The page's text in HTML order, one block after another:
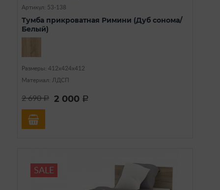
Артикул: 53-138
Тумба прикроватная Римини (Дуб сонома/
Белый)
Размеры: 412х424х412
Материал: ЛДСП
2 690a 2 000 a
SALE